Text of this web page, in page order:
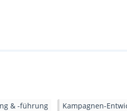
& -führung
Kampagnen-